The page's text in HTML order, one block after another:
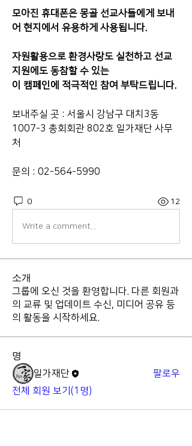
모아진 휴대폰은 몽골 선교사들에게 보내
어 현지에서 유용하게 사용됩니다.
자원활용으로 환경사랑도 실천하고 선교
지원에도 동참할 수 있는
이 캠페인에 적극적인 참여 부탁드립니다.
보내주실 곳 : 서울시 강남구 대치3동
1007-3 총회회관 802호 일가재단 사무
처
문의 : 02-564-5990
0 12
Write a comment...
소개
그룹에 오신 것을 환영합니다. 다른 회원과
의 교류 및 업데이트 수신, 미디어 공유 등
의 활동을 시작하세요.
명
일가재단
팔로우
전체 회원 보기(1명)